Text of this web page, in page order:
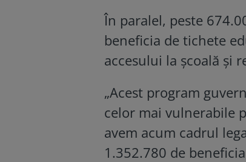
În paralel, peste
beneficia de tichete
accesului la școală și
„Acest program
celor mai vulnerabile
avem acum cadrul
1.352.780 de